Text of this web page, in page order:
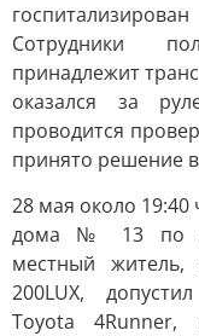
Сотрудники
принадлежит
оказался за
проводится
принято решение
28 мая около 19:40
дома № 13 по
местный житель,
200LUX,
Toyota 4Runner,